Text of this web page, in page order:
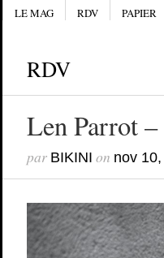
LE MAG RDV PAPIER
RDV
Len Parrot
par BIKINI on nov